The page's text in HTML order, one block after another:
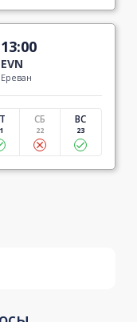
13:00
EVN
Ереван
СБ
22
ВС
23